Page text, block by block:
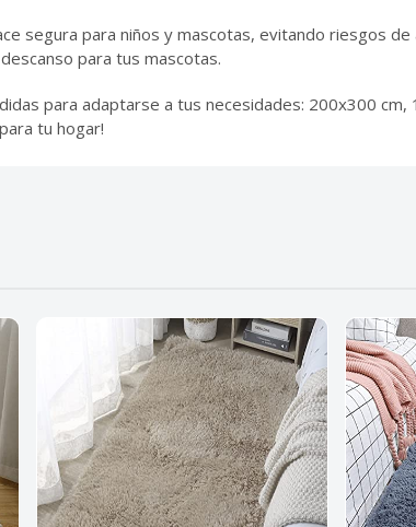
segura para niños y mascotas, evitando riesgos
para tus mascotas.
para adaptarse a tus necesidades: 200x300
tu hogar!